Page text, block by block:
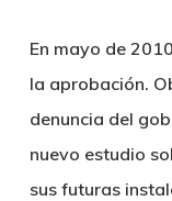
En mayo de
la aprobación.
denuncia del
nuevo estudio
sus futuras